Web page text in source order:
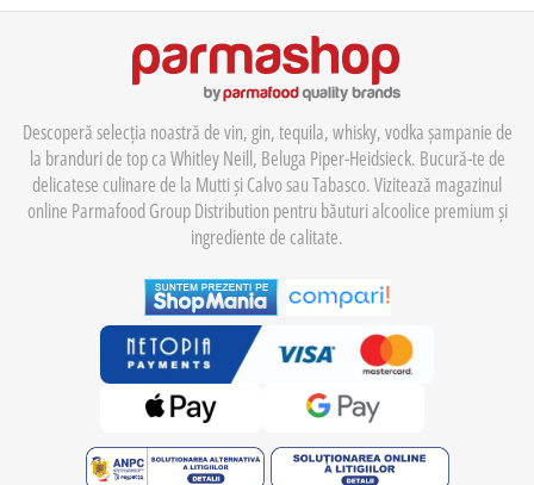
Descoperă selecția noastră de vin, gin, tequila, whisky, vodka șampanie de
la branduri de top ca Whitley Neill, Beluga Piper-Heidsieck. Bucură-te de
delicatese culinare de la Mutti și Calvo sau Tabasco. Vizitează magazinul
online Parmafood Group Distribution pentru băuturi alcoolice premium și
ingrediente de calitate.